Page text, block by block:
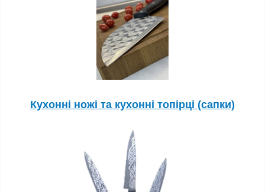
Кухонні ножі та кухонні топірці (сапки)